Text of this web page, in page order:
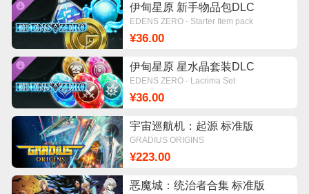
伊甸星原 新手物品包DLC
EDENS ZERO - Starter Item pack
¥36.00
伊甸星原 星水晶套装DLC
EDENS ZERO - Lacrima Set
¥36.00
宇宙巡航机：起源 标准版
GRADIUS ORIGINS
¥223.00
恶魔城：统治者合集 标准版